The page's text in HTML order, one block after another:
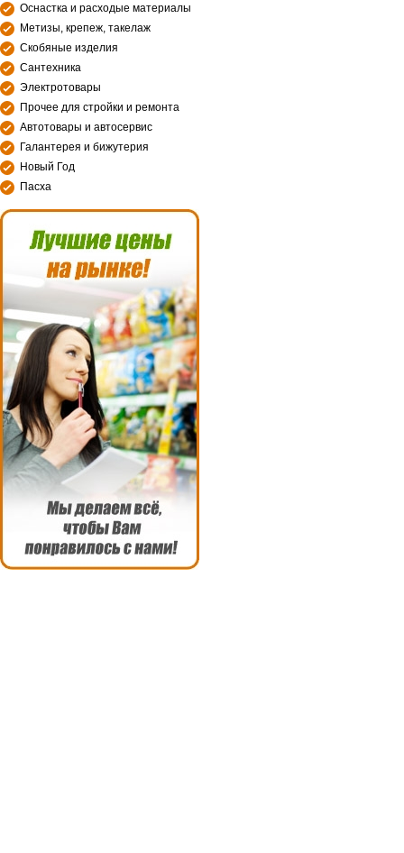
Оснастка и расходые материалы
Метизы, крепеж, такелаж
Скобяные изделия
Сантехника
Электротовары
Прочее для стройки и ремонта
Автотовары и автосервис
Галантерея и бижутерия
Новый Год
Пасха